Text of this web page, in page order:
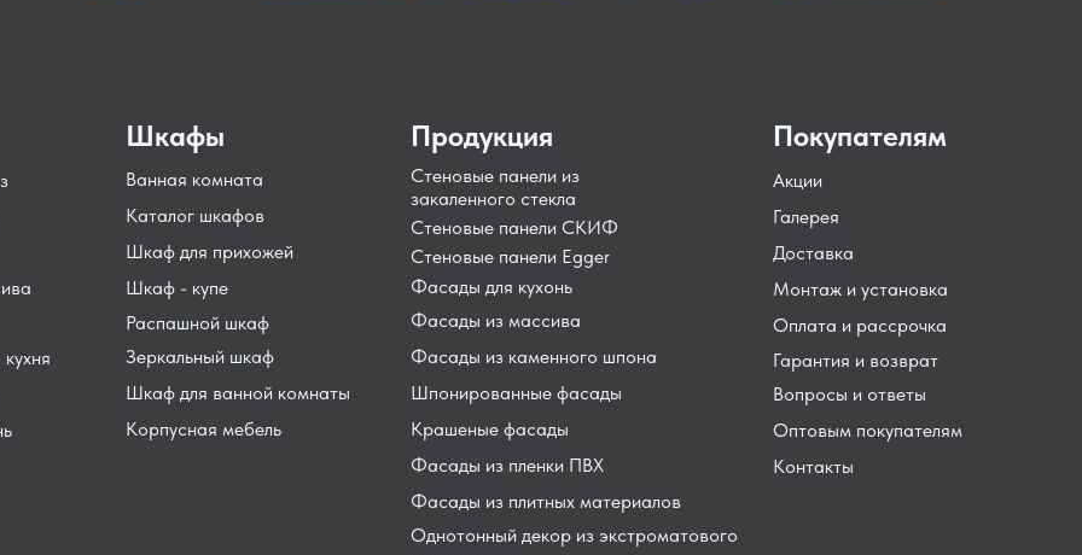
Стеновые панели из
закаленного стекла
Гарантия и возврат
Монтаж и установка
Доставка
Оплата и рассрочка
Оптовым покупателям
Контакты
Вопросы и ответы
Фасады для кухонь
Шпонированные фасады
Фасады из массива
Фасады из каменного шпона
Крашеные фасады
Фасады из пленки ПВХ
Фасады из плитных материалов
Однотонный декор из экстроматового
Стеновые панели СКИФ
Стеновые панели Egger
Распашной шкаф
Шкаф для прихожей
Шкаф - купе
Каталог шкафов
Шкаф для ванной комнаты
Зеркальный шкаф
Корпусная мебель
Ванная комната Акции
Галерея
Покупателям
Шкафы Продукция